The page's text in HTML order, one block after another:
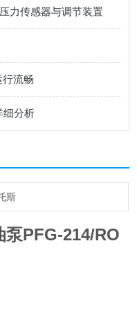
力传感器与调节装置
流畅
细分析
斯
泵PFG-214/RO